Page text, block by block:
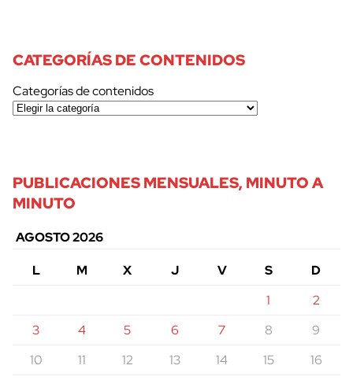
CATEGORÍAS DE CONTENIDOS
Categorías de contenidos
PUBLICACIONES MENSUALES, MINUTO A
MINUTO
AGOSTO 2026
L
M X J V S
D
1
2
3
4 5 6 7 8
9
10
11 12 13 14 15
16